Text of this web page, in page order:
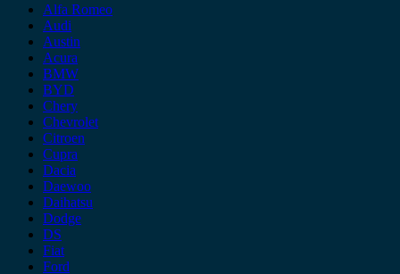
Alfa Romeo
Audi
Austin
Acura
BMW
BYD
Chery
Chevrolet
Citroen
Cupra
Dacia
Daewoo
Daihatsu
Dodge
DS
Fiat
Ford